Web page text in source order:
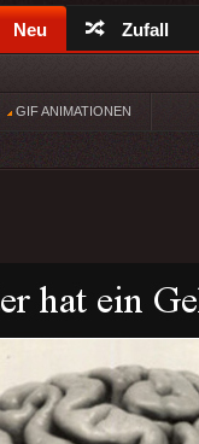
Neu Zufall
GIF ANIMATIONEN